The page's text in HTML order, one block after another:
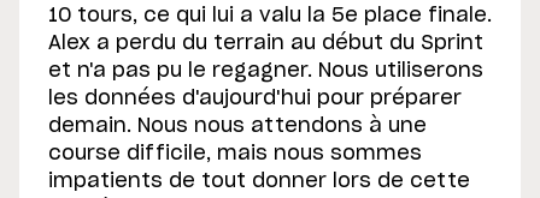
10 tours, ce qui lui a valu la 5e place finale.
Alex a perdu du terrain au début du Sprint
et n'a pas pu le regagner. Nous utiliserons
les données d'aujourd'hui pour préparer
demain. Nous nous attendons à une
course difficile, mais nous sommes
impatients de tout donner lors de cette